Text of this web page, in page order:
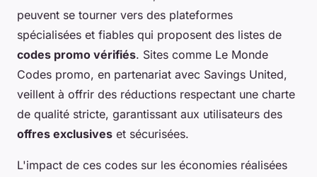
peuvent se tourner vers des plateformes
spécialisées et fiables qui proposent des listes de
codes promo vérifiés. Sites comme Le Monde
Codes promo, en partenariat avec Savings United,
veillent à offrir des réductions respectant une charte
de qualité stricte, garantissant aux utilisateurs des
offres exclusives et sécurisées.
L'impact de ces codes sur les économies réalisées